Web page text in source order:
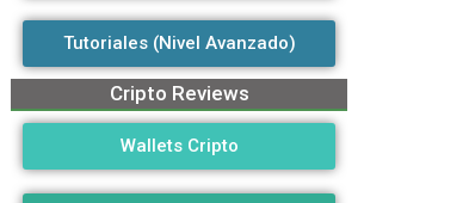
Tutoriales (Nivel Avanzado)
Cripto Reviews
Wallets Cripto